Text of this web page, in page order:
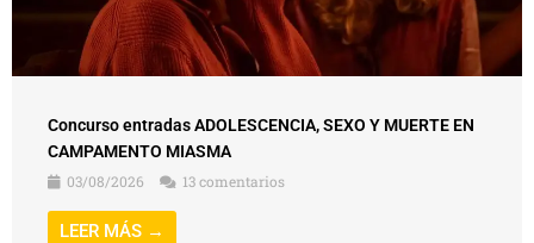
Concurso entradas ADOLESCENCIA, SEXO Y MUERTE EN
CAMPAMENTO MIASMA
03/08/2026
13 comentarios
LEER MÁS →